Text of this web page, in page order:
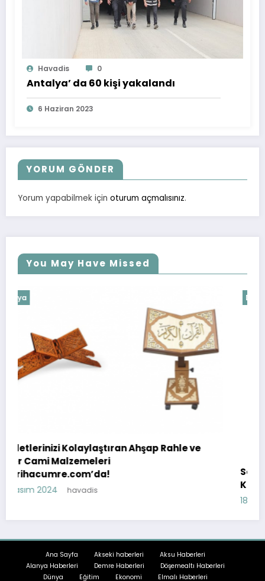
Havadis 0
Antalya’ da 60 kişi yakalandı
6 Haziran 2023
YORUM GÖNDER
Yorum yapabilmek için oturum açmalısınız.
You May Have Missed
ve
Sapanca’da Doğa ile İç İçe Bir Tatil:
Kirala
Ana Sayfa Akseki haberleri
Aksu Haberleri
Alanya Haberleri
Demre Haberleri Döşemealtı Haberleri